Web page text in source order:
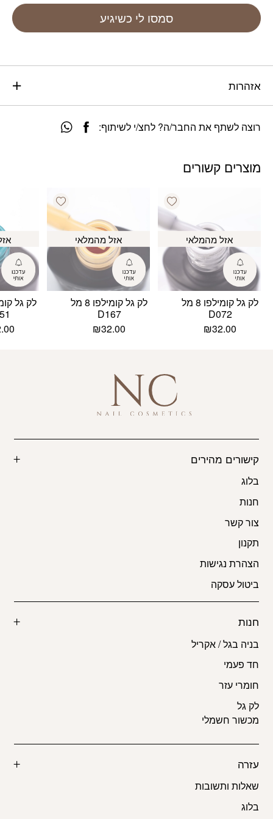
סמסו לי כשיגיע
אזהרות
רוצה לשתף את החבר/ה? לחצ/י לשיתוף:
מוצרים קשורים
Add wishlist
אזל מהמלאי
לק גל קומילפו 8 מל
D072
₪32.00
Add wishlist
אזל מהמלאי
לק גל קומילפו 8 מל
D167
₪32.00
קישורים מהירים
בלוג
חנות
צור קשר
תקנון
הצהרת נגישות
ביטול עסקה
חנות
בניה בגל / אקריל
חד פעמי
חומרי עזר
לק גל
מכשור חשמלי
עזרה
שאלות ותשובות
בלוג